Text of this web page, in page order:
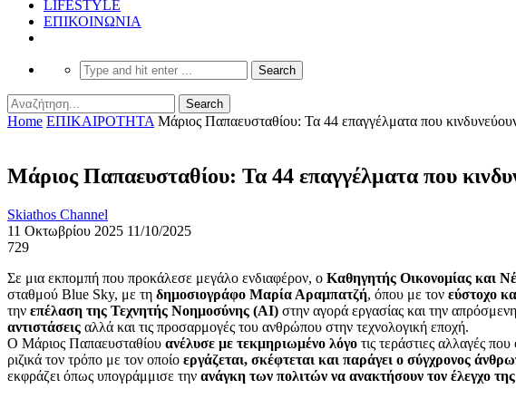
LIFESTYLE
ΕΠΙΚΟΙΝΩΝΙΑ
Home ΕΠΙΚΑΙΡΟΤΗΤΑ Μάριος Παπαευσταθίου: Τα 44 επαγγέλματα που
Μάριος Παπαευσταθίου: Τα 44 επαγγέλματα που
Skiathos Channel
11 Οκτωβρίου 2025 11/10/2025
729
Σε μια εκπομπή που προκάλεσε μεγάλο ενδιαφέρον, ο Καθηγητής Οικονομίας και
σταθμού Blue Sky, με τη δημοσιογράφο Μαρία Αραμπατζή, όπου με τον εύστοχο
την επέλαση της Τεχνητής Νοημοσύνης (AI) στην αγορά εργασίας και την
αντιστάσεις αλλά και τις προσαρμογές του ανθρώπου στην τεχνολογική εποχή.
Ο Μάριος Παπαευσταθίου ανέλυσε με τεκμηριωμένο λόγο τις τεράστιες αλλαγές που
ριζικά τον τρόπο με τον οποίο εργάζεται, σκέφτεται και παράγει ο σύγχρονος
εκφράζει όπως υπογράμμισε την ανάγκη των πολιτών να ανακτήσουν τον έλεγχο